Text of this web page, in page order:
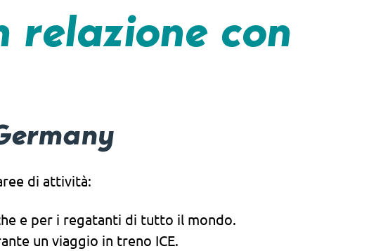
relazione con
di attività:
e per i regatanti di tutto il mondo.
un viaggio in treno ICE.